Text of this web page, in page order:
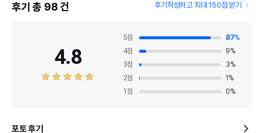
후기 총 98건 후기작성하고 최대 150점 받기
4.8
5점 87%
4점 9%
3점 3%
2점 1 %
1 점 0%
포토 후기